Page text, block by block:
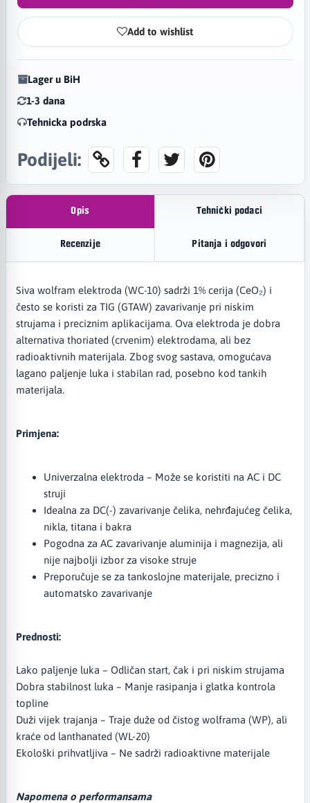
Add to wishlist
Lager u BiH
1-3 dana
Tehnicka podrska
Podijeli:
Opis Tehnički podaci
Recenzije Pitanja i odgovori
Siva wolfram elektroda (WC-10) sadrži 1% cerija (CeO₂) i
često se koristi za TIG (GTAW) zavarivanje pri niskim
strujama i preciznim aplikacijama. Ova elektroda je dobra
alternativa thoriated (crvenim) elektrodama, ali bez
radioaktivnih materijala. Zbog svog sastava, omogućava
lagano paljenje luka i stabilan rad, posebno kod tankih
materijala.
Primjena:
Univerzalna elektroda – Može se koristiti na AC i DC
struji
Idealna za DC(-) zavarivanje čelika, nehrđajućeg čelika,
nikla, titana i bakra
Pogodna za AC zavarivanje aluminija i magnezija, ali
nije najbolji izbor za visoke struje
Preporučuje se za tankoslojne materijale, precizno i
automatsko zavarivanje
Prednosti:
Lako paljenje luka – Odličan start, čak i pri niskim strujama
Dobra stabilnost luka – Manje rasipanja i glatka kontrola
topline
Duži vijek trajanja – Traje duže od čistog wolframa (WP), ali
kraće od lanthanated (WL-20)
Ekološki prihvatljiva – Ne sadrži radioaktivne materijale
Napomena o performansama